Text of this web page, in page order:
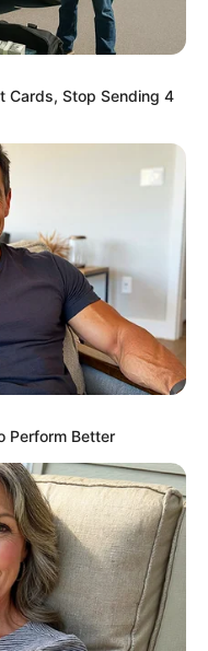
9 Actresses
Cameron's Biggest
Cards, Stop Sending 4
Perform Better